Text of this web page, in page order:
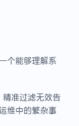
个能够理解系
精准过滤无效告
维中的繁杂事